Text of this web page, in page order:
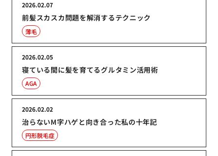
前髪スカスカ問題を解消するテクニック
2026.02.07
薄毛
寝ている間に髪を育てるグルタミン活用術
2026.02.05
AGA
治らないM字ハゲと向き合った私の十年記
2026.02.02
円形脱毛症